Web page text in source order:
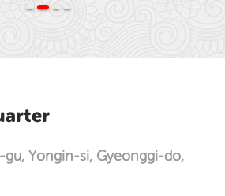
gu, Yongin-si, Gyeonggi-do,